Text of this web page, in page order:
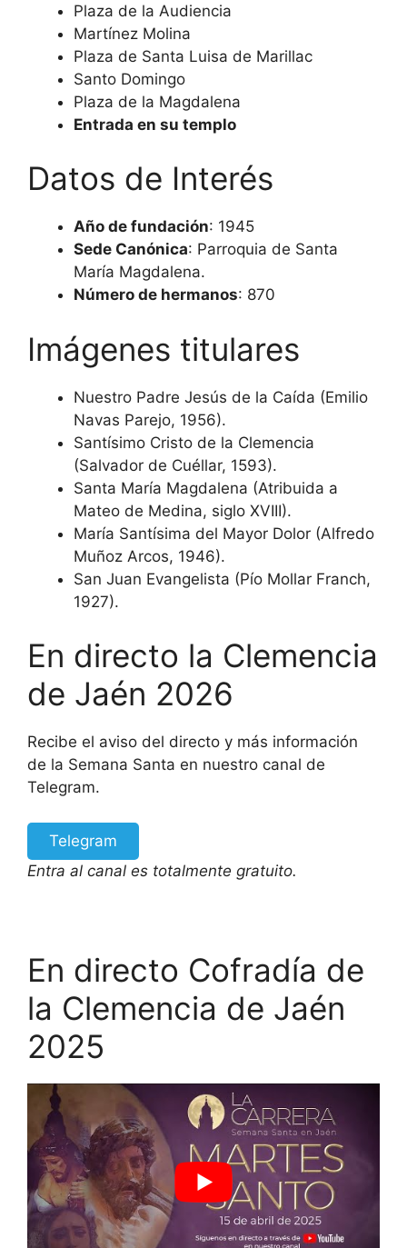
Plaza de la Audiencia
Martínez Molina
Plaza de Santa Luisa de Marillac
Santo Domingo
Plaza de la Magdalena
Entrada en su templo
Datos de Interés
Año de fundación: 1945
Sede Canónica: Parroquia de Santa
María Magdalena.
Número de hermanos: 870
Imágenes titulares
Nuestro Padre Jesús de la Caída (Emilio
Navas Parejo, 1956).
Santísimo Cristo de la Clemencia
(Salvador de Cuéllar, 1593).
Santa María Magdalena (Atribuida a
Mateo de Medina, siglo XVIII).
María Santísima del Mayor Dolor (Alfredo
Muñoz Arcos, 1946).
San Juan Evangelista (Pío Mollar Franch,
1927).
En directo la Clemencia
de Jaén 2026
Recibe el aviso del directo y más información
de la Semana Santa en nuestro canal de
Telegram.
Telegram
Entra al canal es totalmente gratuito.
En directo Cofradía de
la Clemencia de Jaén
2025